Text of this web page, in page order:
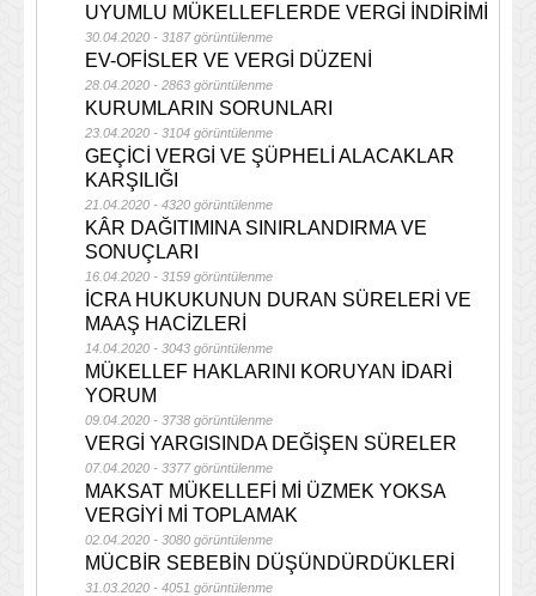
UYUMLU MÜKELLEFLERDE VERGİ İNDİRİMİ
30.04.2020 - 3187 görüntülenme
EV-OFİSLER VE VERGİ DÜZENİ
28.04.2020 - 2863 görüntülenme
KURUMLARIN SORUNLARI
23.04.2020 - 3104 görüntülenme
GEÇİCİ VERGİ VE ŞÜPHELİ ALACAKLAR
KARŞILIĞI
21.04.2020 - 4320 görüntülenme
KÂR DAĞITIMINA SINIRLANDIRMA VE
SONUÇLARI
16.04.2020 - 3159 görüntülenme
İCRA HUKUKUNUN DURAN SÜRELERİ VE
MAAŞ HACİZLERİ
14.04.2020 - 3043 görüntülenme
MÜKELLEF HAKLARINI KORUYAN İDARİ
YORUM
09.04.2020 - 3738 görüntülenme
VERGİ YARGISINDA DEĞİŞEN SÜRELER
07.04.2020 - 3377 görüntülenme
MAKSAT MÜKELLEFİ Mİ ÜZMEK YOKSA
VERGİYİ Mİ TOPLAMAK
02.04.2020 - 3080 görüntülenme
MÜCBİR SEBEBİN DÜŞÜNDÜRDÜKLERİ
31.03.2020 - 4051 görüntülenme